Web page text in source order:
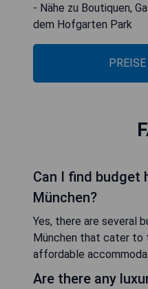
- Nähe zu Boutiquen,
dem Hofgarten Park
Can I find budget
München?
Yes, there are several
München that cater to
affordable
Are there any